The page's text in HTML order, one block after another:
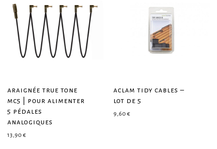
araignée true tone
mc5 | pour alimenter
5 pédales
analogiques
13,90 €
aclam tidy cables –
lot de 5
9,60 €